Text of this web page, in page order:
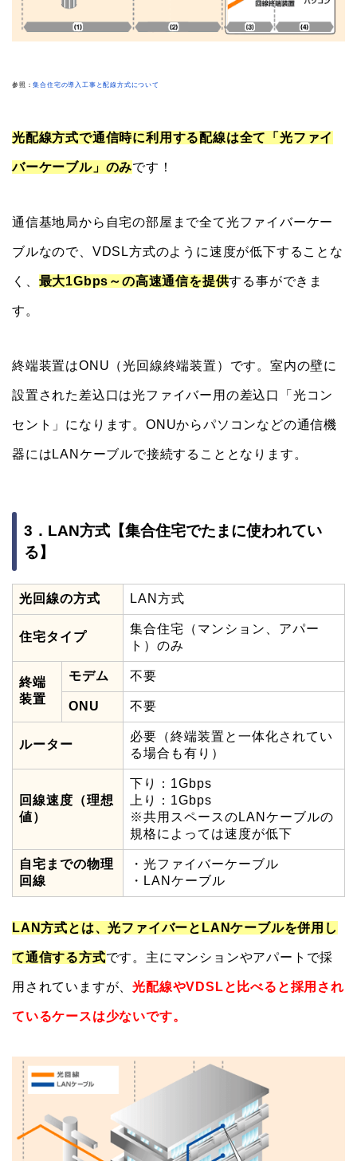
参照：集合住宅の導入工事と配線方式について
光配線方式で通信時に利用する配線は全て「光ファイ
バーケーブル」のみです！
通信基地局から自宅の部屋まで全て光ファイバーケー
ブルなので、VDSL方式のように速度が低下することな
く、 最大1Gbps～の高速通信を提供する事ができま
す。
終端装置はONU（光回線終端装置）です。室内の壁に
設置された差込口は光ファイバー用の差込口「光コン
セント」になります。ONUからパソコンなどの通信機
器にはLANケーブルで接続することとなります。
3．LAN方式【集合住宅でたまに使われてい
る】
光回線の方式 LAN方式
住宅タイプ
集合住宅（マンション、アパー
ト）のみ
終端
装置
モデム 不要
ONU 不要
ルーター
必要（終端装置と一体化されてい
る場合も有り）
回線速度（理想
値）
下り：1Gbps
上り：1Gbps
※共用スペースのLANケーブルの
規格によっては速度が低下
自宅までの物理
回線
・光ファイバーケーブル
・LANケーブル
LAN方式とは、光ファイバーとLANケーブルを併用し
て通信する方式です。主にマンションやアパートで採
用されていますが、光配線やVDSLと比べると採用され
ているケースは少ないです。